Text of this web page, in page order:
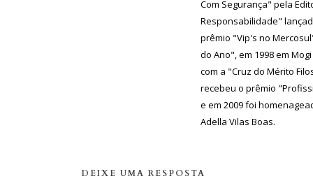
Com Segurança" pela
Responsabilidade"
prêmio "Vip's no
do Ano", em 1998 em
com a "Cruz do Mérito
recebeu o prêmio
e em 2009 foi
Adella Vilas Boas.
DEIXE UMA RESPOSTA